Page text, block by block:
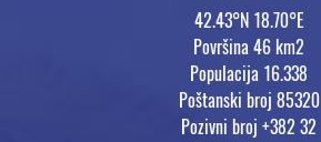
42.43°N 18.70°E
Površina 46 km2
Populacija 16.338
Poštanski broj 85320
Pozivni broj +382 32